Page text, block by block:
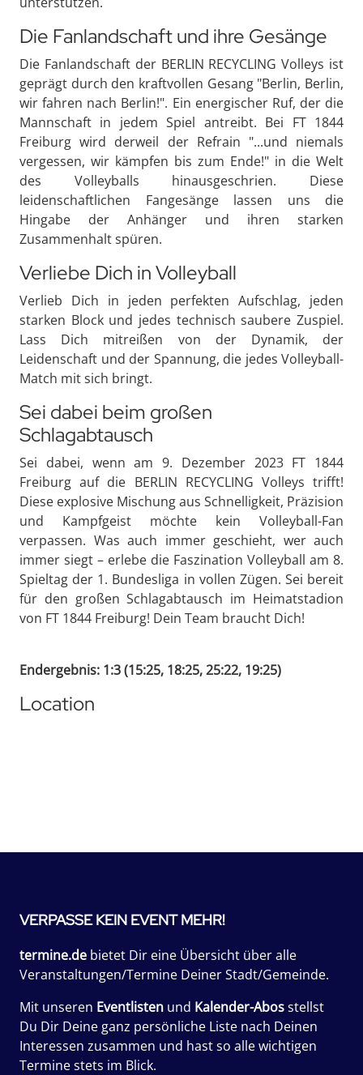
Die Fanlandschaft und ihre Gesänge
Die Fanlandschaft der BERLIN RECYCLING Volleys ist
geprägt durch den kraftvollen Gesang "Berlin, Berlin,
wir fahren nach Berlin!". Ein energischer Ruf, der die
Mannschaft in jedem Spiel antreibt. Bei FT 1844
Freiburg wird derweil der Refrain "...und niemals
vergessen, wir kämpfen bis zum Ende!" in die Welt
des Volleyballs hinausgeschrien. Diese
leidenschaftlichen Fangesänge lassen uns die
Hingabe der Anhänger und ihren starken
Zusammenhalt spüren.
Verliebe Dich in Volleyball
Verlieb Dich in jeden perfekten Aufschlag, jeden
starken Block und jedes technisch saubere Zuspiel.
Lass Dich mitreißen von der Dynamik, der
Leidenschaft und der Spannung, die jedes Volleyball-
Match mit sich bringt.
Sei dabei beim großen
Schlagabtausch
Sei dabei, wenn am 9. Dezember 2023 FT 1844
Freiburg auf die BERLIN RECYCLING Volleys trifft!
Diese explosive Mischung aus Schnelligkeit, Präzision
und Kampfgeist möchte kein Volleyball-Fan
verpassen. Was auch immer geschieht, wer auch
immer siegt – erlebe die Faszination Volleyball am 8.
Spieltag der 1. Bundesliga in vollen Zügen. Sei bereit
für den großen Schlagabtausch im Heimatstadion
von FT 1844 Freiburg! Dein Team braucht Dich!
Endergebnis: 1:3 (15:25, 18:25, 25:22, 19:25)
Location
VERPASSE KEIN EVENT MEHR!
termine.de bietet Dir eine Übersicht über alle
Veranstaltungen/Termine Deiner Stadt/Gemeinde.
Mit unseren Eventlisten und Kalender-Abosstellst
Du Dir Deine ganz persönliche Liste nach Deinen
Interessen zusammen und hast so alle wichtigen
Termine stets im Blick.